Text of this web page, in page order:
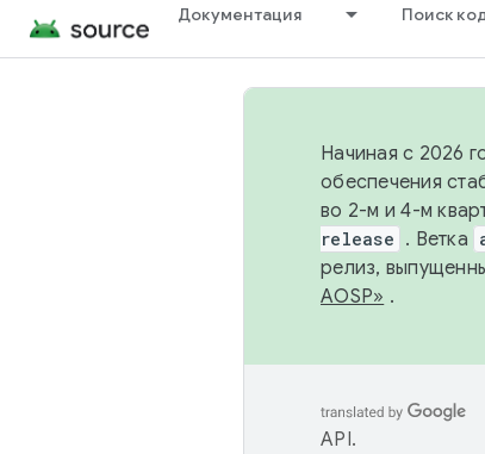
Документация Поиск
Начиная с 2026
обеспечения
во 2-м и 4-м
release . Ветка
релиз,
AOSP» .
API.